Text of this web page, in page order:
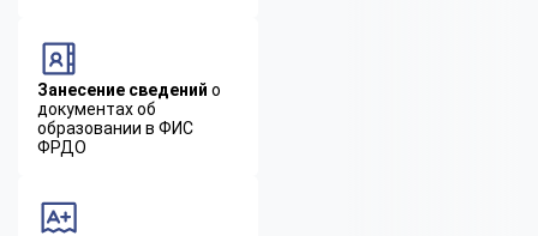
Занесение сведений о
документах об
образовании в ФИС
ФРДО